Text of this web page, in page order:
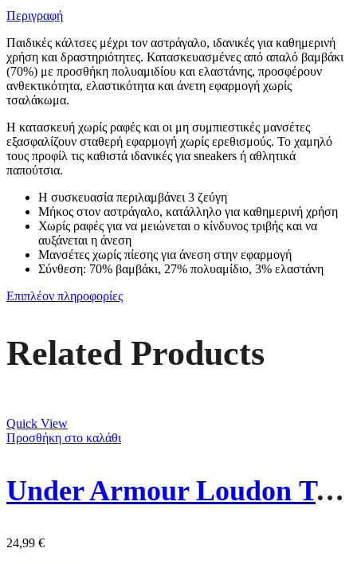
Περιγραφή
Παιδικές κάλτσες μέχρι τον αστράγαλο, ιδανικές για καθημερινή
χρήση και δραστηριότητες. Κατασκευασμένες από απαλό βαμβάκι
(70%) με προσθήκη πολυαμιδίου και ελαστάνης, προσφέρουν
ανθεκτικότητα, ελαστικότητα και άνετη εφαρμογή χωρίς
τσαλάκωμα.
Η κατασκευή χωρίς ραφές και οι μη συμπιεστικές μανσέτες
εξασφαλίζουν σταθερή εφαρμογή χωρίς ερεθισμούς. Το χαμηλό
τους προφίλ τις καθιστά ιδανικές για sneakers ή αθλητικά
παπούτσια.
Η συσκευασία περιλαμβάνει 3 ζεύγη
Μήκος στον αστράγαλο, κατάλληλο για καθημερινή χρήση
Χωρίς ραφές για να μειώνεται ο κίνδυνος τριβής και να
αυξάνεται η άνεση
Μανσέτες χωρίς πίεσης για άνεση στην εφαρμογή
Σύνθεση: 70% βαμβάκι, 27% πολυαμίδιο, 3% ελαστάνη
Επιπλέον πληροφορίες
Related Products
Quick View
Προσθήκη στο καλάθι
Under Armour Loudon Τσάντα Ώμου / Χιαστί 1381912-001 Μαύρη
24,99 €